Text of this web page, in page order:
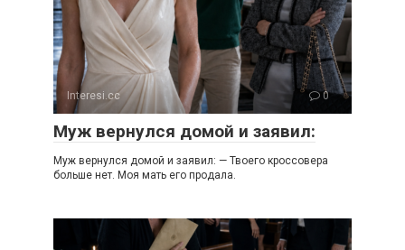
Interesi.cc 0
Муж вернулся домой и заявил:
Муж вернулся домой и заявил: — Твоего кроссовера
больше нет. Моя мать его продала.